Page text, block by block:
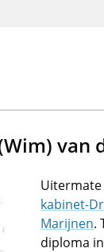
van
kabinet-
Marijnen.
diploma